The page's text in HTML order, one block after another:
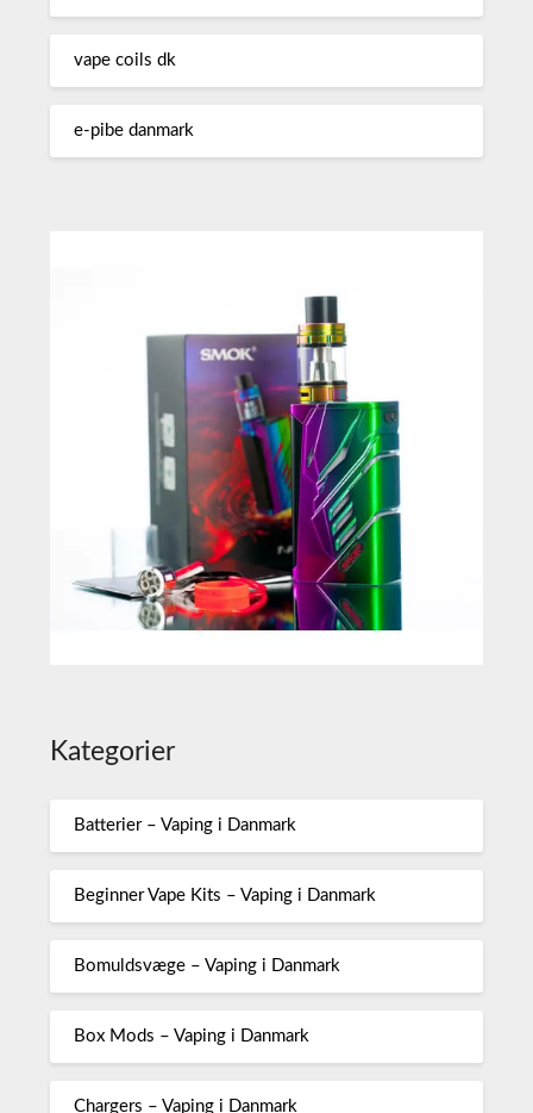
vape coils dk
e-pibe danmark
Kategorier
Batterier – Vaping i Danmark
Beginner Vape Kits – Vaping i Danmark
Bomuldsvæge – Vaping i Danmark
Box Mods – Vaping i Danmark
Chargers – Vaping i Danmark